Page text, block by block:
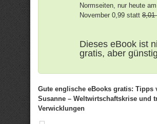
Normseiten, nur heute
November 0,99 statt 8,01
Dieses eBook ist
gratis, aber
Gute englische eBooks gratis: Tipps
Susanne – Weltwirtschaftskrise und
Verwicklungen